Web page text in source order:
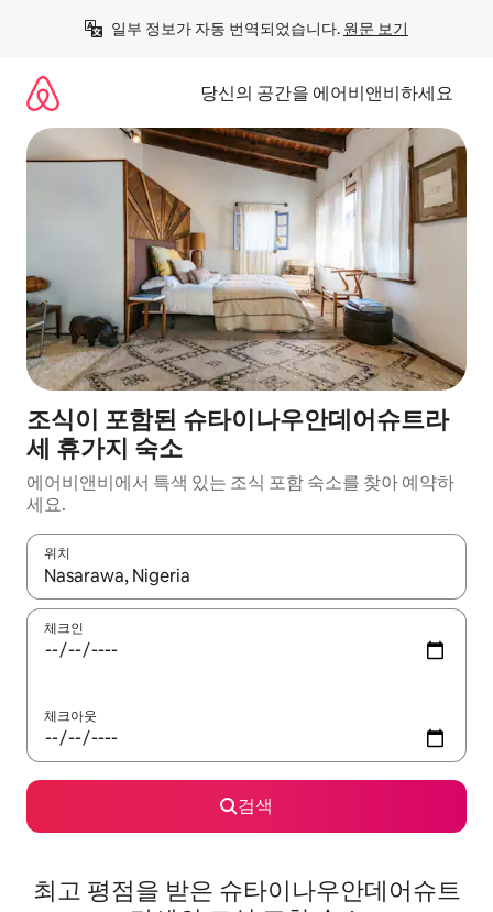
일부 정보가 자동 번역되었습니다. 원문 보기
당신의 공간을 에어비앤비하세요
조식이 포함된 슈타이나우안데어슈트라
세 휴가지 숙소
에어비앤비에서 특색 있는 조식 포함 숙소를 찾아 예약하
세요.
위치
결과가 나오면 위·아래 화살표 키를 사용하거나 터치 또는 스와이
체크인
체크아웃
검색
최고 평점을 받은 슈타이나우안데어슈트